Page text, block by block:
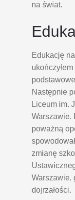
na świat.
Edukację
Następnie
Liceum im.
Warszawie.
poważną
zmianę
Warszawie,
dojrzałości.